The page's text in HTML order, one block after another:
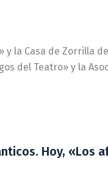
la Casa de Zorrilla
del Teatro» y la
Hoy,